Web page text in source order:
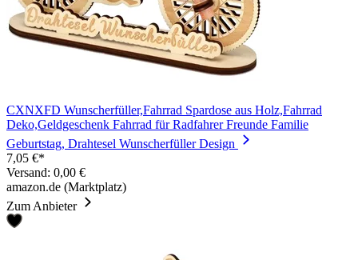
CXNXFD Wunscherfüller,Fahrrad Spardose aus Holz,Fahrrad
Deko,Geldgeschenk Fahrrad für Radfahrer Freunde Familie
Geburtstag, Drahtesel Wunscherfüller Design
7,05 €*
Versand: 0,00 €
amazon.de (Marktplatz)
Zum Anbieter